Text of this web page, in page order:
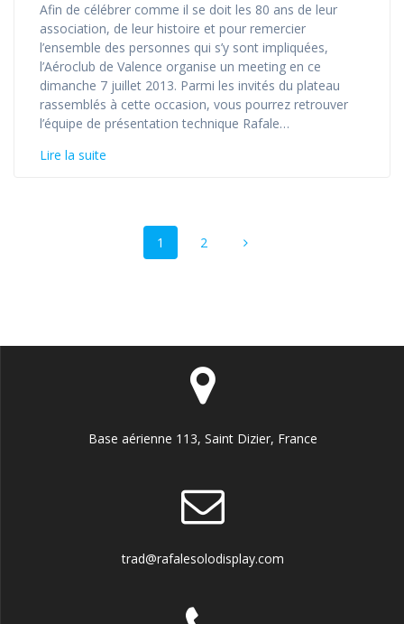
Afin de célébrer comme il se doit les 80 ans de leur
association, de leur histoire et pour remercier
l’ensemble des personnes qui s’y sont impliquées,
l’Aéroclub de Valence organise un meeting en ce
dimanche 7 juillet 2013. Parmi les invités du plateau
rassemblés à cette occasion, vous pourrez retrouver
l’équipe de présentation technique Rafale…
Lire la suite
Navigation
des
Page
1 Page
2
Base aérienne 113, Saint Dizier, France
trad@rafalesolodisplay.com